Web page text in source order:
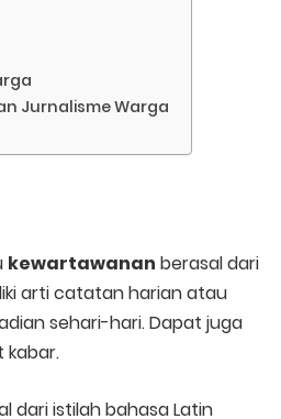
Jurnalisme Warga
kewartawanan berasal dari
arti catatan harian atau
sehari-hari. Dapat juga
kabar.
dari istilah bahasa Latin